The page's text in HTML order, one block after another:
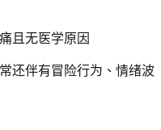
且无医学原因
还伴有冒险行为、情绪波